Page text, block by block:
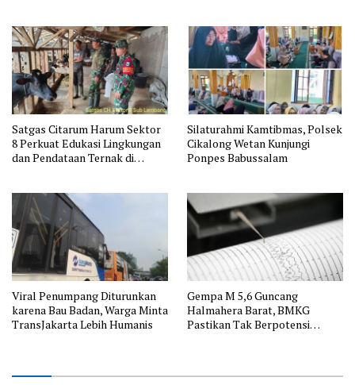
Satgas Citarum Harum Sektor
8 Perkuat Edukasi Lingkungan
dan Pendataan Ternak di
Silaturahmi Kamtibmas, Polsek
Cikalong Wetan Kunjungi
Ponpes Babussalam
Viral Penumpang Diturunkan
karena Bau Badan, Warga Minta
TransJakarta Lebih Humanis
Gempa M 5,6 Guncang
Halmahera Barat, BMKG
Pastikan Tak Berpotensi